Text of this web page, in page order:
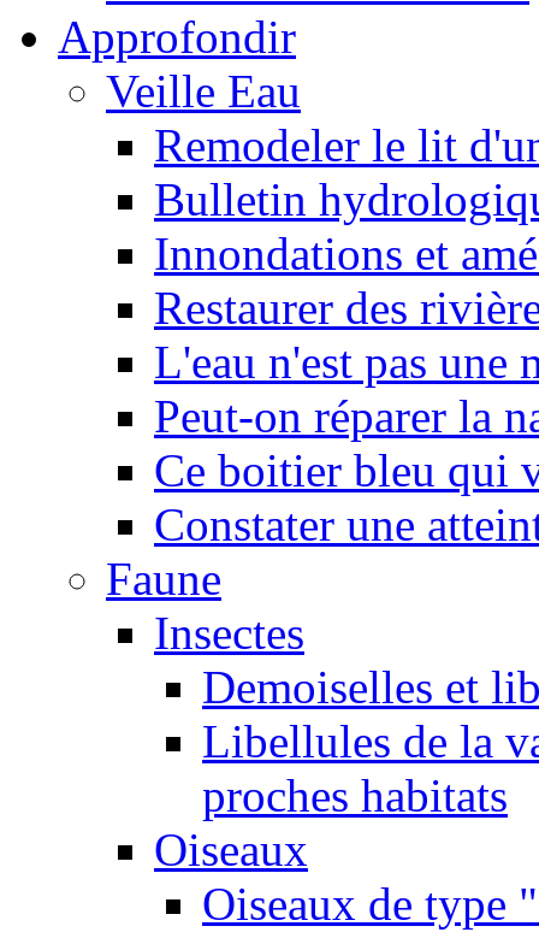
Approfondir
Veille Eau
Remodeler le lit
Bulletin
Innondations et
Restaurer des
L'eau n'est pas une
Peut-on réparer la
Ce boitier bleu qui
Constater une
Faune
Insectes
Demoiselles et
Libellules de la
proches habitats
Oiseaux
Oiseaux de type